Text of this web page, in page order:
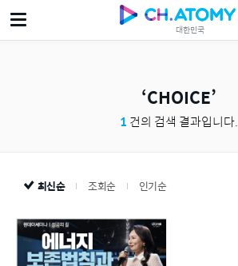
대한민국
CHOICE
1 건의 검색 결과입니다.
최신순 조회순 인기순